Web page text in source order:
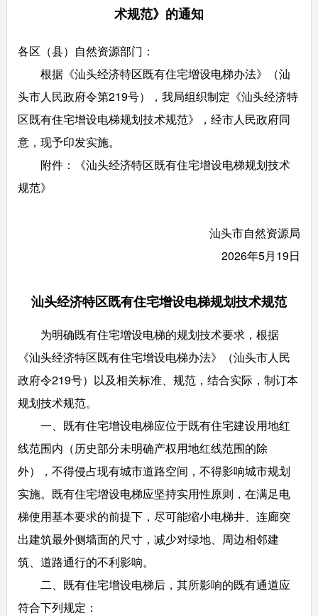
术规范》的通知
各区（县）自然资源部门：
根据《汕头经济特区既有住宅增设电梯办法》（汕
头市人民政府令第219号），我局组织制定《汕头经济特
区既有住宅增设电梯规划技术规范》，经市人民政府同
意，现予印发实施。
附件：《汕头经济特区既有住宅增设电梯规划技术
规范》
汕头市自然资源局
2026年5月19日
汕头经济特区既有住宅增设电梯规划技术规范
为明确既有住宅增设电梯的规划技术要求，根据
《汕头经济特区既有住宅增设电梯办法》（汕头市人民
政府令219号）以及相关标准、规范，结合实际，制订本
规划技术规范。
一、既有住宅增设电梯应位于既有住宅建设用地红
线范围内（历史部分未明确产权用地红线范围的除
外），不得侵占现有城市道路空间，不得影响城市规划
实施。既有住宅增设电梯应坚持实用性原则，在满足电
梯使用基本要求的前提下，尽可能缩小电梯井、连廊突
出建筑最外侧墙面的尺寸，减少对绿地、周边相邻建
筑、道路通行的不利影响。
二、既有住宅增设电梯后，其所影响的既有通道应
符合下列规定：